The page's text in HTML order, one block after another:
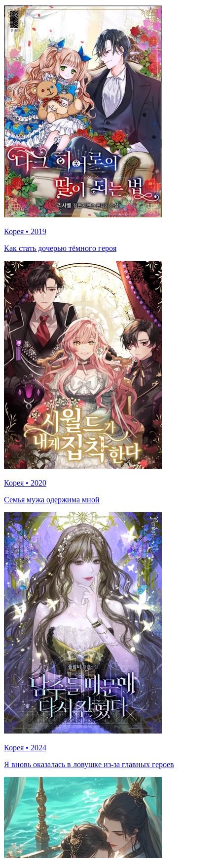
Корея • 2019
Как стать дочерью тёмного героя
Корея • 2020
Семья мужа одержима мной
Корея • 2024
Я вновь оказалась в ловушке из-за главных героев